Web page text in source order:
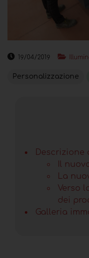
19/04/2019
Personalizzazione
Descrizione
Il
La
Verso
dei
Galleria